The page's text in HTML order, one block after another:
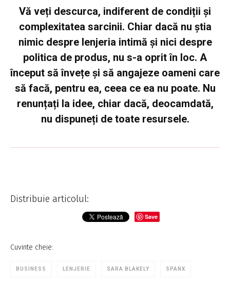
Vă veți descurca, indiferent de condiții și
complexitatea sarcinii. Chiar dacă nu știa
nimic despre lenjeria intimă și nici despre
politica de produs, nu s-a oprit în loc. A
început să învețe și să angajeze oameni care
să facă, pentru ea, ceea ce ea nu poate. Nu
renunțați la idee, chiar dacă, deocamdată,
nu dispuneți de toate resursele.
Distribuie articolul:
Save
Cuvinte cheie:
BUSINESS LENJERIE SARA BLAKELY SPANX